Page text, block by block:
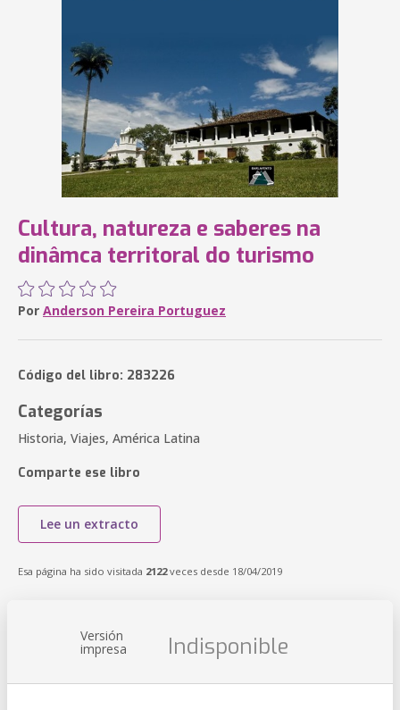
Cultura, natureza e saberes na
dinâmca territoral do turismo
Por Anderson Pereira Portuguez
Código del libro: 283226
Categorías
Historia, Viajes, América Latina
Comparte ese libro
Lee un extracto
Esa página ha sido visitada 2122veces desde 18/04/2019
Versión
impresa Indisponible